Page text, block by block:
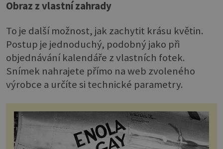
Obraz z vlastní zahrady
To je další možnost, jak zachytit krásu květin.
Postup je jednoduchý, podobný jako při
objednávání kalendáře z vlastních fotek.
Snímek nahrajete přímo na web zvoleného
výrobce a určíte si technické parametry.